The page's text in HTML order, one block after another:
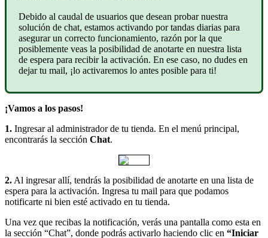
Debido al caudal de usuarios que desean probar nuestra
solución de chat, estamos activando por tandas diarias para
asegurar un correcto funcionamiento, razón por la que
posiblemente veas la posibilidad de anotarte en nuestra lista
de espera para recibir la activación. En ese caso, no dudes en
dejar tu mail, ¡lo activaremos lo antes posible para ti!
¡Vamos a los pasos!
1. Ingresar al administrador de tu tienda. En el menú principal,
encontrarás la sección Chat.
2. Al ingresar allí, tendrás la posibilidad de anotarte en una lista de
espera para la activación. Ingresa tu mail para que podamos
notificarte ni bien esté activado en tu tienda.
Una vez que recibas la notificación, verás una pantalla como esta en
la sección “Chat”, donde podrás activarlo haciendo clic en “Iniciar